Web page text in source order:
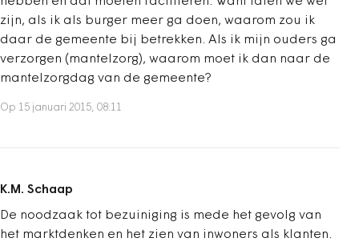
zijn, als ik als burger meer ga doen, waarom zou ik
daar de gemeente bij betrekken. Als ik mijn ouders ga
verzorgen (mantelzorg), waarom moet ik dan naar de
mantelzorgdag van de gemeente?
Op 15 januari 2015, 08:11
K.M. Schaap
De noodzaak tot bezuiniging is mede het gevolg van
het marktdenken en het zien van inwoners als klanten.